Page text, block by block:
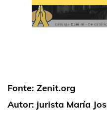
Fonte: Zenit.org
Autor: jurista María